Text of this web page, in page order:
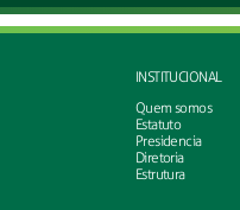
INSTITUCIONAL
Quem somos
Estatuto
Presidencia
Diretoria
Estrutura